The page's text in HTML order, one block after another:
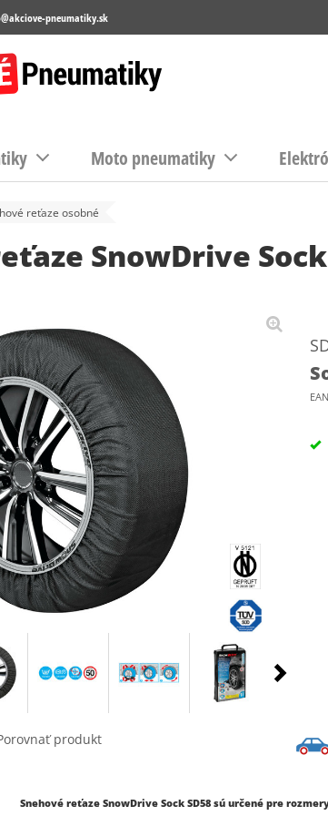
pneumatiky.sk
Moto pneumatiky
reťaze osobné
SnowDrive Sock
produkt
Snehové reťaze SnowDrive Sock SD58 sú určené pre